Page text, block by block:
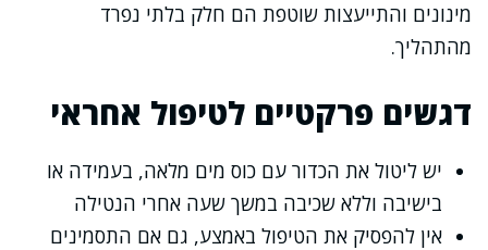
מינונים והתייעצות שוטפת הם חלק בלתי נפרד
מהתהליך.
דגשים פרקטיים לטיפול אחראי
יש ליטול את הכדור עם כוס מים מלאה, בעמידה או
בישיבה וללא שכיבה במשך שעה אחרי הנטילה
אין להפסיק את הטיפול באמצע, גם אם התסמינים